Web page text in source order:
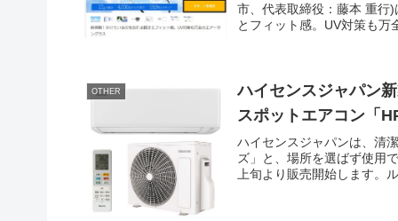
市、代表取締役：藤本 重行
とフィット感。UV対策も万
OTHER
ハイセンスジャパン
スポットエアコン「
ハイセンスジャパンは、清
ズ」と、場所を選ばず使用
上旬より販売開始します。